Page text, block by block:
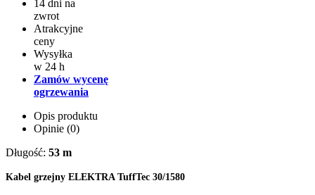
14 dni na
zwrot
Atrakcyjne
ceny
Wysyłka
w 24 h
Zamów wycenę
ogrzewania
Opis produktu
Opinie (0)
Długość: 53 m
Kabel grzejny ELEKTRA TuffTec 30/1580